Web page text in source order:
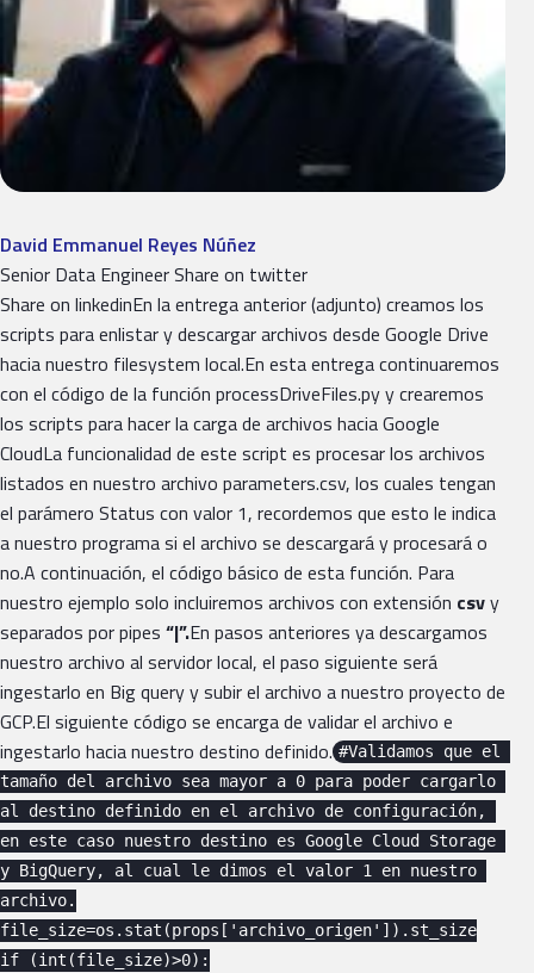
David Emmanuel Reyes Núñez
Senior Data Engineer Share on twitter
Share on linkedinEn la entrega anterior (adjunto) creamos los
scripts para enlistar y descargar archivos desde Google Drive
hacia nuestro filesystem local.En esta entrega continuaremos
con el código de la función processDriveFiles.py y crearemos
los scripts para hacer la carga de archivos hacia Google
CloudLa funcionalidad de este script es procesar los archivos
listados en nuestro archivo parameters.csv, los cuales tengan
el parámero Status con valor 1, recordemos que esto le indica
a nuestro programa si el archivo se descargará y procesará o
no.A continuación, el código básico de esta función. Para
nuestro ejemplo solo incluiremos archivos con extensión csvy
separados por pipes “|”.En pasos anteriores ya descargamos
nuestro archivo al servidor local, el paso siguiente será
ingestarlo en Big query y subir el archivo a nuestro proyecto de
GCP.El siguiente código se encarga de validar el archivo e
ingestarlo hacia nuestro destino definido. #Validamos que el
tamaño del archivo sea mayor a 0 para poder cargarlo
al destino definido en el archivo de configuración,
en este caso nuestro destino es Google Cloud Storage
y BigQuery, al cual le dimos el valor 1 en nuestro
archivo.
file_size=os.stat(props['archivo_origen']).st_size
if (int(file_size)>0):